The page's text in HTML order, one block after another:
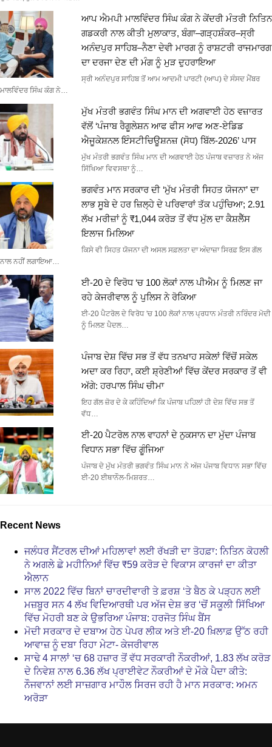
ਆਪ ਐਮਪੀ ਮਾਲਵਿੰਦਰ ਸਿੰਘ ਕੰਗ ਨੇ ਕੇਂਦਰੀ ਮੰਤਰੀ ਨਿਤਿਨ
ਗਡਕਰੀ ਨਾਲ ਕੀਤੀ ਮੁਲਾਕਾਤ, ਬੰਗਾ–ਗੜ੍ਹਸ਼ੰਕਰ–ਸ੍ਰੀ
ਅਨੰਦਪੁਰ ਸਾਹਿਬ–ਨੈਣਾ ਦੇਵੀ ਮਾਰਗ ਨੂੰ ਰਾਸ਼ਟਰੀ ਰਾਜਮਾਰਗ
ਦਾ ਦਰਜਾ ਦੇਣ ਦੀ ਮੰਗ ਨੂੰ ਮੁੜ ਦੁਹਰਾਇਆ
ਸ੍ਰੀ ਅਨੰਦਪੁਰ ਸਾਹਿਬ ਤੋਂ ਆਮ ਆਦਮੀ ਪਾਰਟੀ (ਆਪ) ਦੇ ਸੰਸਦ ਮੈਂਬਰ
ਮਾਲਵਿੰਦਰ ਸਿੰਘ ਕੰਗ ਨੇ…
ਮੁੱਖ ਮੰਤਰੀ ਭਗਵੰਤ ਸਿੰਘ ਮਾਨ ਦੀ ਅਗਵਾਈ ਹੇਠ ਵਜ਼ਾਰਤ
ਵੱਲੋਂ ‘ਪੰਜਾਬ ਰੈਗੂਲੇਸ਼ਨ ਆਫ ਫੀਸ ਆਫ ਅਣ-ਏਡਿਡ
ਐਜੂਕੇਸ਼ਨਲ ਇੰਸਟੀਚਿਊਸ਼ਨਜ਼ (ਸੋਧ) ਬਿੱਲ-2026’ ਪਾਸ
ਮੁੱਖ ਮੰਤਰੀ ਭਗਵੰਤ ਸਿੰਘ ਮਾਨ ਦੀ ਅਗਵਾਈ ਹੇਠ ਪੰਜਾਬ ਵਜ਼ਾਰਤ ਨੇ ਅੱਜ
ਸਿੱਖਿਆ ਵਿਵਸਥਾ ਨੂੰ…
ਭਗਵੰਤ ਮਾਨ ਸਰਕਾਰ ਦੀ ‘ਮੁੱਖ ਮੰਤਰੀ ਸਿਹਤ ਯੋਜਨਾ’ ਦਾ
ਲਾਭ ਸੂਬੇ ਦੇ ਹਰ ਜ਼ਿਲ੍ਹੇ ਦੇ ਪਰਿਵਾਰਾਂ ਤੱਕ ਪਹੁੰਚਿਆ; 2.91
ਲੱਖ ਮਰੀਜ਼ਾਂ ਨੂੰ ₹1,044 ਕਰੋੜ ਤੋਂ ਵੱਧ ਮੁੱਲ ਦਾ ਕੈਸ਼ਲੈੱਸ
ਇਲਾਜ ਮਿਲਿਆ
ਕਿਸੇ ਵੀ ਸਿਹਤ ਯੋਜਨਾ ਦੀ ਅਸਲ ਸਫ਼ਲਤਾ ਦਾ ਅੰਦਾਜ਼ਾ ਸਿਰਫ਼ ਇਸ ਗੱਲ
ਨਾਲ ਨਹੀਂ ਲਗਾਇਆ…
ਈ-20 ਦੇ ਵਿਰੋਧ ‘ਚ 100 ਲੋਕਾਂ ਨਾਲ ਪੀਐਮ ਨੂੰ ਮਿਲਣ ਜਾ
ਰਹੇ ਕੇਜਰੀਵਾਲ ਨੂੰ ਪੁਲਿਸ ਨੇ ਰੋਕਿਆ
ਈ-20 ਪੈਟਰੋਲ ਦੇ ਵਿਰੋਧ 'ਚ 100 ਲੋਕਾਂ ਨਾਲ ਪ੍ਰਧਾਨ ਮੰਤਰੀ ਨਰਿੰਦਰ ਮੋਦੀ
ਨੂੰ ਮਿਲਣ ਪੈਦਲ…
ਪੰਜਾਬ ਦੇਸ਼ ਵਿੱਚ ਸਭ ਤੋਂ ਵੱਧ ਤਨਖਾਹ ਸਕੇਲਾਂ ਵਿੱਚੋਂ ਸਕੇਲ
ਅਦਾ ਕਰ ਰਿਹਾ, ਕਈ ਸ਼੍ਰੇਣੀਆਂ ਵਿੱਚ ਕੇਂਦਰ ਸਰਕਾਰ ਤੋਂ ਵੀ
ਅੱਗੇ: ਹਰਪਾਲ ਸਿੰਘ ਚੀਮਾ
ਇਹ ਗੱਲ ਜ਼ੋਰ ਦੇ ਕੇ ਕਹਿੰਦਿਆਂ ਕਿ ਪੰਜਾਬ ਪਹਿਲਾਂ ਹੀ ਦੇਸ਼ ਵਿੱਚ ਸਭ ਤੋਂ
ਵੱਧ…
ਈ-20 ਪੈਟਰੋਲ ਨਾਲ ਵਾਹਨਾਂ ਦੇ ਨੁਕਸਾਨ ਦਾ ਮੁੱਦਾ ਪੰਜਾਬ
ਵਿਧਾਨ ਸਭਾ ਵਿੱਚ ਗੂੰਜਿਆ
ਪੰਜਾਬ ਦੇ ਮੁੱਖ ਮੰਤਰੀ ਭਗਵੰਤ ਸਿੰਘ ਮਾਨ ਨੇ ਅੱਜ ਪੰਜਾਬ ਵਿਧਾਨ ਸਭਾ ਵਿੱਚ
ਈ-20 ਈਥਾਨੌਲ-ਮਿਸ਼ਰਤ…
Recent News
ਜਲੰਧਰ ਸੈਂਟਰਲ ਦੀਆਂ ਮਹਿਲਾਵਾਂ ਲਈ ਰੱਖੜੀ ਦਾ ਤੋਹਫ਼ਾ: ਨਿਤਿਨ ਕੋਹਲੀ
ਨੇ ਅਗਲੇ ਛੇ ਮਹੀਨਿਆਂ ਵਿੱਚ ₹59 ਕਰੋੜ ਦੇ ਵਿਕਾਸ ਕਾਰਜਾਂ ਦਾ ਕੀਤਾ
ਐਲਾਨ
ਸਾਲ 2022 ਵਿੱਚ ਬਿਨਾਂ ਚਾਰਦੀਵਾਰੀ ਤੇ ਫ਼ਰਸ਼ ‘ਤੇ ਬੈਠ ਕੇ ਪੜ੍ਹਨ ਲਈ
ਮਜ਼ਬੂਰ ਸਨ 4 ਲੱਖ ਵਿਦਿਆਰਥੀ ਪਰ ਅੱਜ ਦੇਸ਼ ਭਰ ‘ਚੋਂ ਸਕੂਲੀ ਸਿੱਖਿਆ
ਵਿੱਚ ਮੋਹਰੀ ਬਣ ਕੇ ਉਭਰਿਆ ਪੰਜਾਬ: ਹਰਜੋਤ ਸਿੰਘ ਬੈਂਸ
ਮੋਦੀ ਸਰਕਾਰ ਦੇ ਦਬਾਅ ਹੇਠ ਪੇਪਰ ਲੀਕ ਅਤੇ ਈ-20 ਖ਼ਿਲਾਫ਼ ਉੱਠ ਰਹੀ
ਆਵਾਜ਼ ਨੂੰ ਦਬਾ ਰਿਹਾ ਮੇਟਾ- ਕੇਜਰੀਵਾਲ
ਸਾਢੇ 4 ਸਾਲਾਂ ‘ਚ 68 ਹਜ਼ਾਰ ਤੋਂ ਵੱਧ ਸਰਕਾਰੀ ਨੌਕਰੀਆਂ, 1.83 ਲੱਖ ਕਰੋੜ
ਦੇ ਨਿਵੇਸ਼ ਨਾਲ 6.36 ਲੱਖ ਪ੍ਰਾਈਵੇਟ ਨੌਕਰੀਆਂ ਦੇ ਮੌਕੇ ਪੈਦਾ ਕੀਤੇ:
ਨੌਜਵਾਨਾਂ ਲਈ ਸਾਜ਼ਗਾਰ ਮਾਹੌਲ ਸਿਰਜ ਰਹੀ ਹੈ ਮਾਨ ਸਰਕਾਰ: ਅਮਨ
ਅਰੋੜਾ